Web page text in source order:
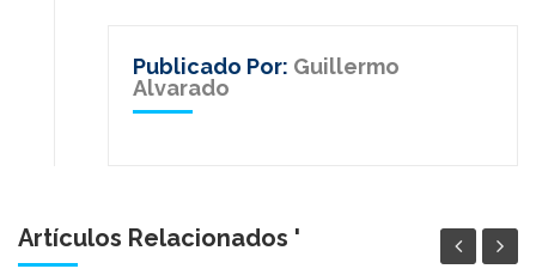
Publicado Por: Guillermo
Alvarado
Artículos Relacionados '